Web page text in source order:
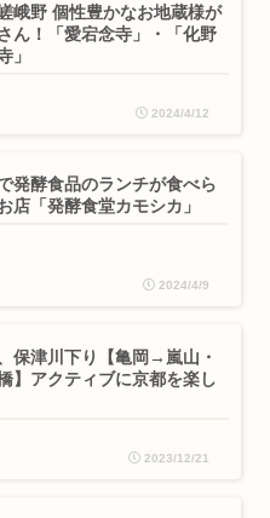
峨野 個性豊かなお地蔵様が
ん！「愛宕念寺」・「化野
」
2024/4/12
発酵食品のランチが食べら
店「発酵食堂カモシカ」
2024/4/9
保津川下り【亀岡→嵐山・
】アクティブに京都を楽し
2023/12/21